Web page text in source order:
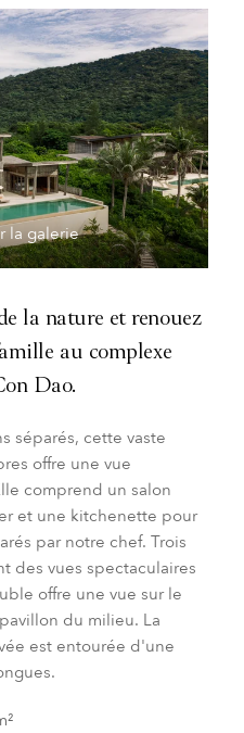
la galerie
la nature et renouez
au complexe
Dao.
séparés, cette vaste
offre une vue
comprend un salon
et une kitchenette pour
par notre chef. Trois
des vues spectaculaires
offre une vue sur le
du milieu. La
est entourée d'une